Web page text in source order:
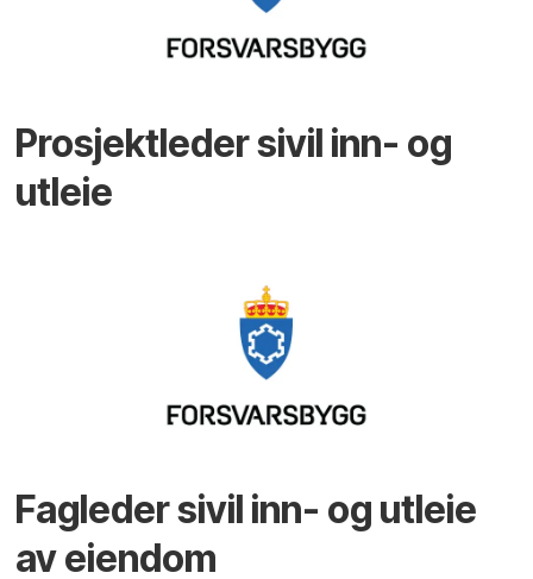
Prosjektleder sivil inn- og
utleie
Fagleder sivil inn- og utleie
av eiendom